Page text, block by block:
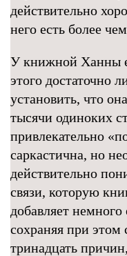
действительно
него есть более
У книжной Ханны
этого достаточно
установить, что
тысячи одиноких
привлекательно
саркастична, но
действительно
связи, которую
добавляет
сохраняя при
тринадцать